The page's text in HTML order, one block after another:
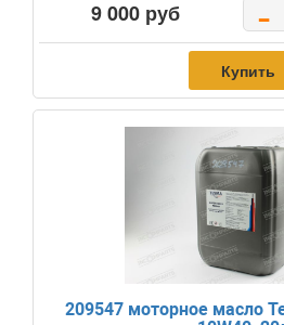
9 000 руб -
Купить
209547 моторное масло